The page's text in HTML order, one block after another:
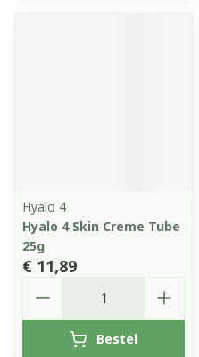
Hyalo 4
Hyalo 4 Skin Creme Tube
25g
€ 11,89
Bestel